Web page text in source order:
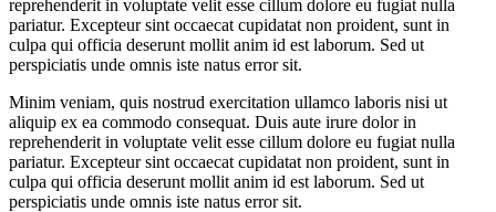
reprehenderit in voluptate velit esse cillum dolore eu fugiat nulla
pariatur. Excepteur sint occaecat cupidatat non proident, sunt in
culpa qui officia deserunt mollit anim id est laborum. Sed ut
perspiciatis unde omnis iste natus error sit.
Minim veniam, quis nostrud exercitation ullamco laboris nisi ut
aliquip ex ea commodo consequat. Duis aute irure dolor in
reprehenderit in voluptate velit esse cillum dolore eu fugiat nulla
pariatur. Excepteur sint occaecat cupidatat non proident, sunt in
culpa qui officia deserunt mollit anim id est laborum. Sed ut
perspiciatis unde omnis iste natus error sit.